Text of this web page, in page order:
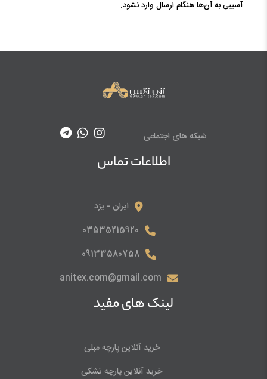
آسیبی به آن‌ها هنگام ارسال وارد نشود.
شبکه های اجتماعی
اطلاعات تماس
ایران - یزد
03535215920
09133580758
anitex.com@gmail.com
لینک های مفید
خرید آنلاین پارچه مبلی
خرید آنلاین پارچه تشکی